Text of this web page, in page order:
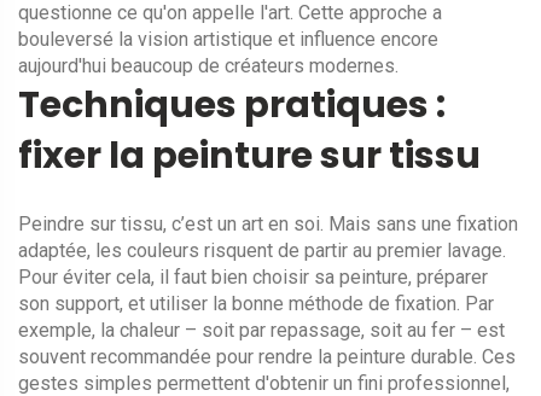
questionne ce qu'on appelle l'art. Cette approche a
bouleversé la vision artistique et influence encore
aujourd'hui beaucoup de créateurs modernes.
Techniques pratiques :
fixer la peinture sur tissu
Peindre sur tissu, c’est un art en soi. Mais sans une fixation
adaptée, les couleurs risquent de partir au premier lavage.
Pour éviter cela, il faut bien choisir sa peinture, préparer
son support, et utiliser la bonne méthode de fixation. Par
exemple, la chaleur – soit par repassage, soit au fer – est
souvent recommandée pour rendre la peinture durable. Ces
gestes simples permettent d'obtenir un fini professionnel,